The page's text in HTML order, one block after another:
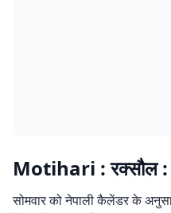
Motihari : रक्सौल :
सोमवार को नेपाली कैलेंडर के